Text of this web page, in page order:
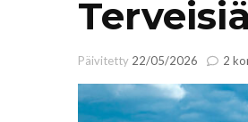
Päivitetty 22/05/2026 2